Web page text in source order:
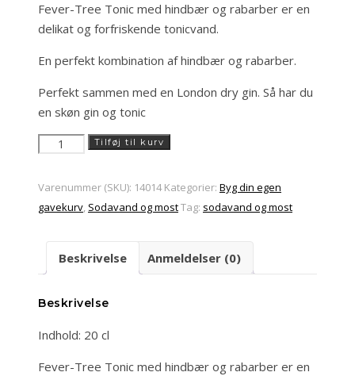
Fever-Tree Tonic med hindbær og rabarber er en
delikat og forfriskende tonicvand.
En perfekt kombination af hindbær og rabarber.
Perfekt sammen med en London dry gin. Så har du
en skøn gin og tonic
Fever
hindbær
og
antal
Tilføj til kurv
Varenummer (SKU): 14014 Kategorier: Byg din egen
gavekurv, Sodavand og mostTag: sodavand og most
Beskrivelse Anmeldelser (0)
Beskrivelse
Indhold: 20 cl
Fever-Tree Tonic med hindbær og rabarber er en